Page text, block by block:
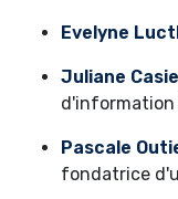
Evelyne
Juliane
Pascale
fondatrice